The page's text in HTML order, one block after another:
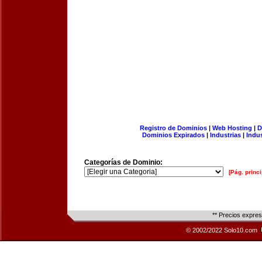
Registro de Dominios| Web Hosting |
Dominios Expirados | Industrias |
Categorías de Dominio:
[Pág.
** Precios
© 2002/2022 Solo10.com